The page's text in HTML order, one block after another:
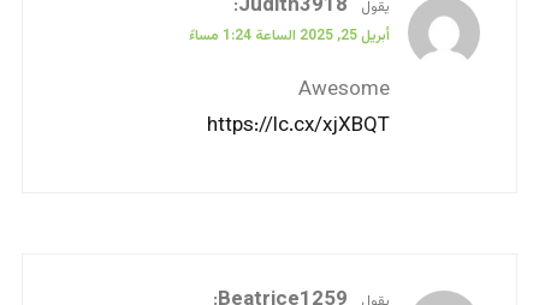
يقول
أبريل 25, 2025 الساعة 1:24 مساءً
Awesome
https://lc.cx/xjXBQT